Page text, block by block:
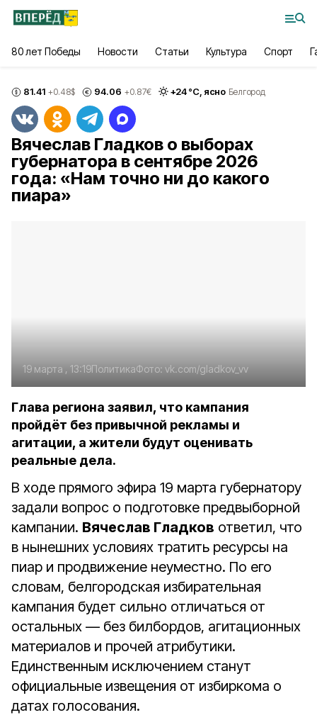
80 лет Победы Новости Статьи Культура Спорт
81.41 +0.48$ 94.06 +0.87€ +24°С, ясно Белгород
Вячеслав Гладков о выборах
губернатора в сентябре 2026
года: «Нам точно ни до какого
пиара»
19 марта , 13:19ПолитикаФото: vk.com/gladkov_vv
Глава региона заявил, что кампания
пройдёт без привычной рекламы и
агитации, а жители будут оценивать
реальные дела.
В ходе прямого эфира 19 марта губернатору
задали вопрос о подготовке предвыборной
кампании. Вячеслав Гладков ответил, что
в нынешних условиях тратить ресурсы на
пиар и продвижение неуместно. По его
словам, белгородская избирательная
кампания будет сильно отличаться от
остальных — без билбордов, агитационных
материалов и прочей атрибутики.
Единственным исключением станут
официальные извещения от избиркома о
датах голосования.